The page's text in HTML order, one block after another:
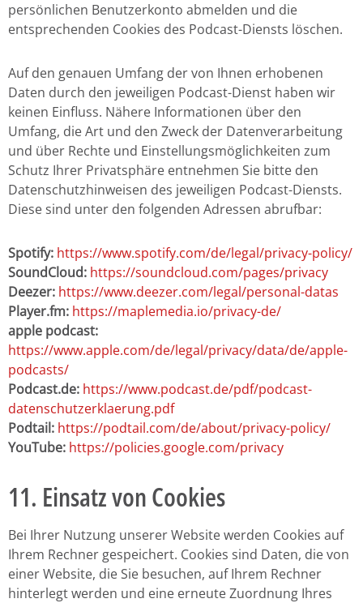
persönlichen Benutzerkonto abmelden und die
entsprechenden Cookies des Podcast-Diensts löschen.
Auf den genauen Umfang der von Ihnen erhobenen
Daten durch den jeweiligen Podcast-Dienst haben wir
keinen Einfluss. Nähere Informationen über den
Umfang, die Art und den Zweck der Datenverarbeitung
und über Rechte und Einstellungsmöglichkeiten zum
Schutz Ihrer Privatsphäre entnehmen Sie bitte den
Datenschutzhinweisen des jeweiligen Podcast-Diensts.
Diese sind unter den folgenden Adressen abrufbar:
Spotify: https://www.spotify.com/de/legal/privacy-policy/
SoundCloud: https://soundcloud.com/pages/privacy
Deezer: https://www.deezer.com/legal/personal-datas
Player.fm: https://maplemedia.io/privacy-de/
apple podcast:
https://www.apple.com/de/legal/privacy/data/de/apple-
podcasts/
Podcast.de: https://www.podcast.de/pdf/podcast-
datenschutzerklaerung.pdf
Podtail: https://podtail.com/de/about/privacy-policy/
YouTube: https://policies.google.com/privacy
11. Einsatz von Cookies
Bei Ihrer Nutzung unserer Website werden Cookies auf
Ihrem Rechner gespeichert. Cookies sind Daten, die von
einer Website, die Sie besuchen, auf Ihrem Rechner
hinterlegt werden und eine erneute Zuordnung Ihres